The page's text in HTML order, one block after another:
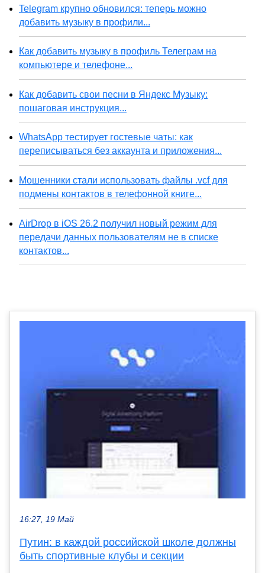
Telegram крупно обновился: теперь можно
добавить музыку в профили...
Как добавить музыку в профиль Телеграм на
компьютере и телефоне...
Как добавить свои песни в Яндекс Музыку:
пошаговая инструкция...
WhatsApp тестирует гостевые чаты: как
переписываться без аккаунта и приложения...
Мошенники стали использовать файлы .vcf для
подмены контактов в телефонной книге...
AirDrop в iOS 26.2 получил новый режим для
передачи данных пользователям не в списке
контактов...
16:27, 19 Май
Путин: в каждой российской школе должны
быть спортивные клубы и секции